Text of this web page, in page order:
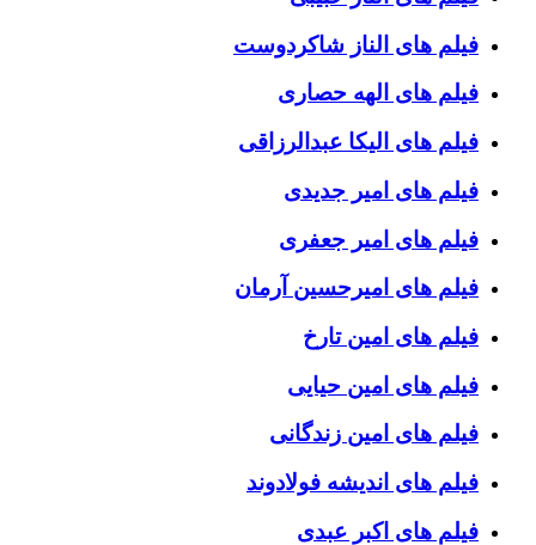
فیلم های الناز شاکردوست
فیلم های الهه حصاری
فیلم های الیکا عبدالرزاقی
فیلم های امیر جدیدی
فیلم های امیر جعفری
فیلم های امیرحسین آرمان
فیلم های امین تارخ
فیلم های امین حیایی
فیلم های امین زندگانی
فیلم های اندیشه فولادوند
فیلم های اکبر عبدی